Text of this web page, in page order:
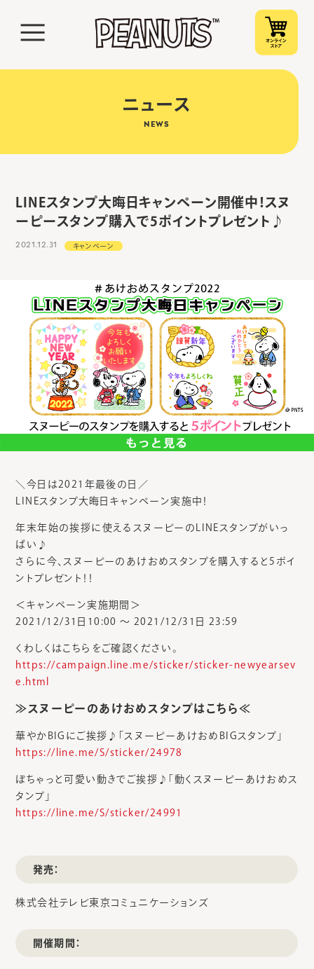
ニュース
NEWS
LINEスタンプ大晦日キャンペーン開催中！スヌ
ーピースタンプ購入で5ポイントプレゼント♪
2021.12.31 キャンペーン
＼今日は2021年最後の日／
LINEスタンプ大晦日キャンペーン実施中！
年末年始の挨拶に使えるスヌーピーのLINEスタンプがいっ
ぱい♪
さらに今、スヌーピーのあけおめスタンプを購入すると5ポイ
ントプレゼント！！
＜キャンペーン実施期間＞
2021/12/31日10:00 〜 2021/12/31日 23:59
くわしくはこちらをご確認ください。
https://campaign.line.me/sticker/sticker-newyearsev
e.html
≫スヌーピーのあけおめスタンプはこちら≪
華やかBIGにご挨拶♪「スヌーピーあけおめBIGスタンプ」
https://line.me/S/sticker/24978
ぽちゃっと可愛い動きでご挨拶♪「動くスヌーピーあけおめス
タンプ」
https://line.me/S/sticker/24991
発売：
株式会社テレビ東京コミュニケーションズ
開催期間：